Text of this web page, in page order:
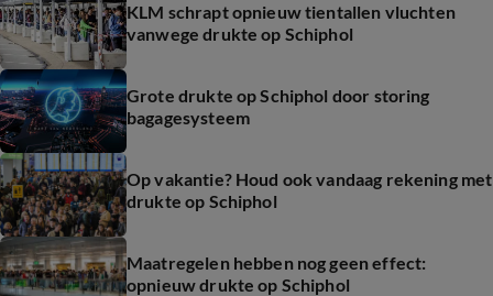
KLM schrapt opnieuw tientallen vluchten
vanwege drukte op Schiphol
Grote drukte op Schiphol door storing
bagagesysteem
Op vakantie? Houd ook vandaag rekening met
drukte op Schiphol
Maatregelen hebben nog geen effect:
opnieuw drukte op Schiphol